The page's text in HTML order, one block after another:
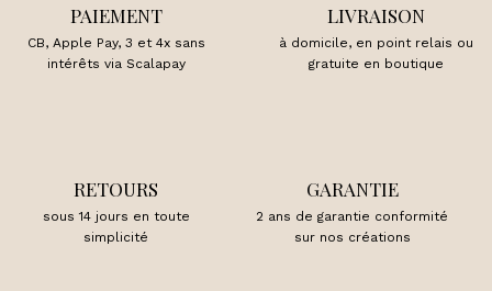
PAIEMENT
CB, Apple Pay, 3 et 4x sans
intérêts via Scalapay
LIVRAISON
à domicile, en point relais ou
gratuite en boutique
RETOURS
sous 14 jours en toute
simplicité
GARANTIE
2 ans de garantie conformité
sur nos créations